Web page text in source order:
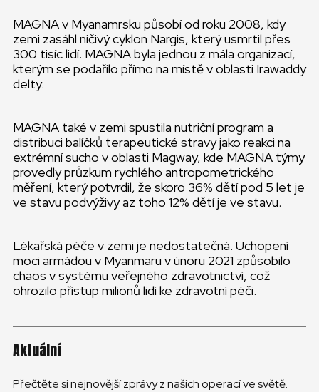
MAGNA v Myanamrsku působí od roku 2008, kdy
zemi zasáhl ničivý cyklon Nargis, který usmrtil přes
300 tisíc lidí. MAGNA byla jednou z mála organizací,
kterým se podařilo přímo na místě v oblasti Irawaddy
delty.
MAGNA také v zemi spustila nutriční program a
distribuci balíčků terapeutické stravy jako reakci na
extrémní sucho v oblasti Magway, kde MAGNA týmy
provedly průzkum rychlého antropometrického
měření, který potvrdil, že skoro 36% dětí pod 5 let je
ve stavu podvýživy az toho 12% dětí je ve stavu.
Lékařská péče v zemi je nedostatečná. Uchopení
moci armádou v Myanmaru v únoru 2021 způsobilo
chaos v systému veřejného zdravotnictví, což
ohrozilo přístup milionů lidí ke zdravotní péči.
Aktuální
Přečtěte si nejnovější zprávy z našich operací ve světě.